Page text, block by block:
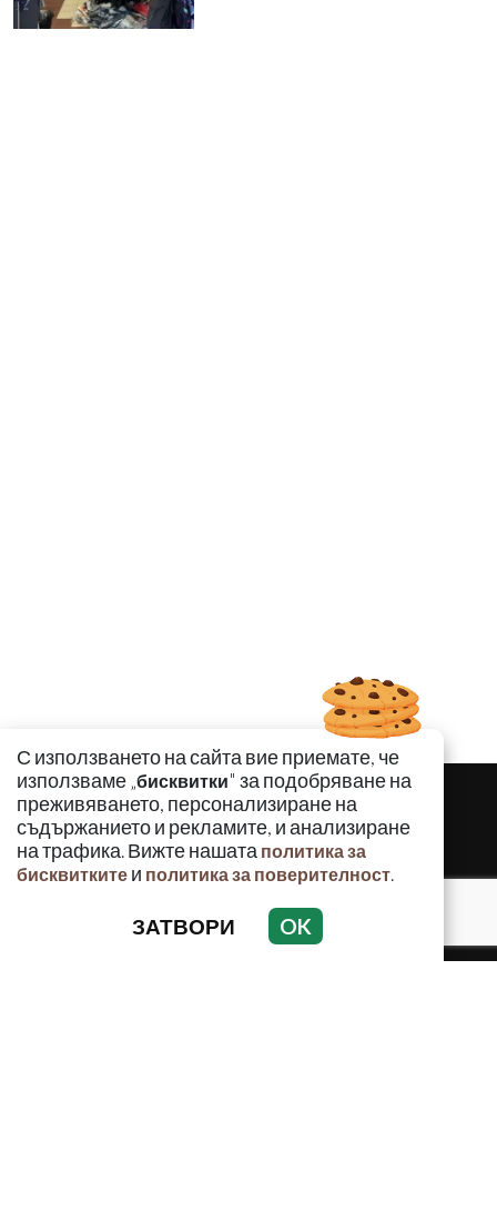
С използването на сайта вие приемате, че
използваме „бисквитки" за подобряване на
преживяването, персонализиране на
съдържанието и рекламите, и анализиране
на трафика. Вижте нашата политика за
бисквитките и политика за поверителност.
ЗАТВОРИ OK